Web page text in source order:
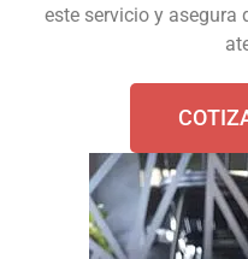
este servicio y asegura